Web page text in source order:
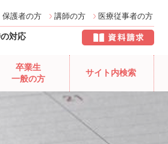
保護者の方 講師の方 医療従事者の方
対応
卒業生
一般の方
サイト内検索